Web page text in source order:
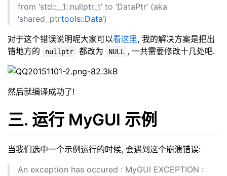
from ‘std::__1::nullptr_t’ to ‘DataPtr’ (aka
‘shared_ptrtools::Data‘)
对于这个错误说明呢大家可以看这里, 我的解决方案是把出
错地方的
nullptr 都改为 NULL , 一共需要修改十几处吧.
然后就编译成功了!
三. 运行 MyGUI 示例
当我们选中一个示例运行的时候, 会遇到这个崩溃错误:
An exception has occured : MyGUI EXCEPTION :